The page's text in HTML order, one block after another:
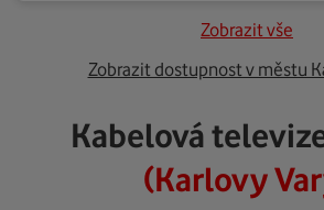
Zobrazit vše
Zobrazit dostupnost v městu
Kabelová
(Karlovy